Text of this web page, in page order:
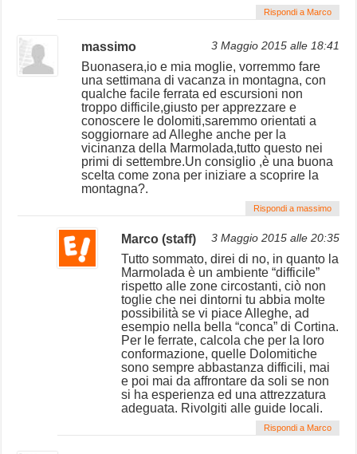
Rispondi a Marco
massimo 3 Maggio 2015 alle 18:41
Buonasera,io e mia moglie, vorremmo fare
una settimana di vacanza in montagna, con
qualche facile ferrata ed escursioni non
troppo difficile,giusto per apprezzare e
conoscere le dolomiti,saremmo orientati a
soggiornare ad Alleghe anche per la
vicinanza della Marmolada,tutto questo nei
primi di settembre.Un consiglio ,è una buona
scelta come zona per iniziare a scoprire la
montagna?.
Rispondi a massimo
Marco (staff) 3 Maggio 2015 alle 20:35
Tutto sommato, direi di no, in quanto la
Marmolada è un ambiente “difficile”
rispetto alle zone circostanti, ciò non
toglie che nei dintorni tu abbia molte
possibilità se vi piace Alleghe, ad
esempio nella bella “conca” di Cortina.
Per le ferrate, calcola che per la loro
conformazione, quelle Dolomitiche
sono sempre abbastanza difficili, mai
e poi mai da affrontare da soli se non
si ha esperienza ed una attrezzatura
adeguata. Rivolgiti alle guide locali.
Rispondi a Marco